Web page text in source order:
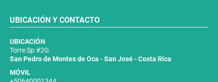
UBICACIÓN Y CONTACTO
UBICACIÓN
Torre Sp #2G
San Pedro de Montes de Oca - San José - Costa Rica
MÓVIL